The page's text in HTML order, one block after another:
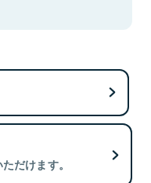
だけます。